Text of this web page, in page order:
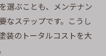
選ぶことも、メンテナン
なステップです。こうし
装のトータルコストを大